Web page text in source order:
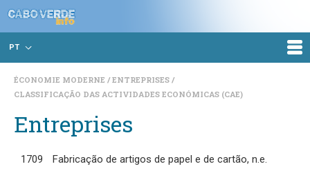
PT
ÉCONOMIE MODERNE
ENTREPRISES
CLASSIFICAÇÃO DAS ACTIVIDADES ECONÓMICAS (CAE)
Entreprises
1709 Fabricação de artigos de papel e de cartão, n.e.